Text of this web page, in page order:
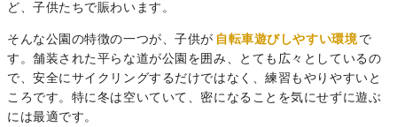
ど、子供たちで賑わいます。
そんな公園の特徴の一つが、子供が 自転車遊びしやすい環境で
す。舗装された平らな道が公園を囲み、とても広々としているの
で、安全にサイクリングするだけではなく、練習もやりやすいと
ころです。特に冬は空いていて、密になることを気にせずに遊ぶ
には最適です。